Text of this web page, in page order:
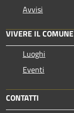
Avvisi
VIVERE IL COMUNE
Luoghi
Eventi
CONTATTI